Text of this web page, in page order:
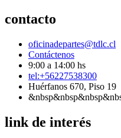
contacto
oficinadepartes@tdlc.cl
Contáctenos
9:00 a 14:00 hs
tel:+56227538300
Huérfanos 670, Piso 19
link de interés